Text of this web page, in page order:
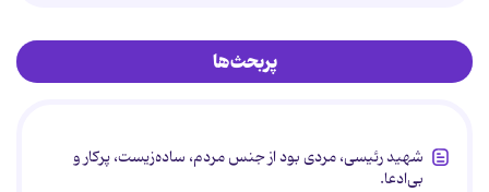
پربحث‌ها
شهید رئیسی، مردی بود از جنس مردم، ساده‌زیست، پرکار و
بی‌ادعا.